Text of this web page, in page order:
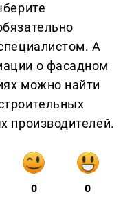
А
о фасадном
можно найти
производителей.
0 0